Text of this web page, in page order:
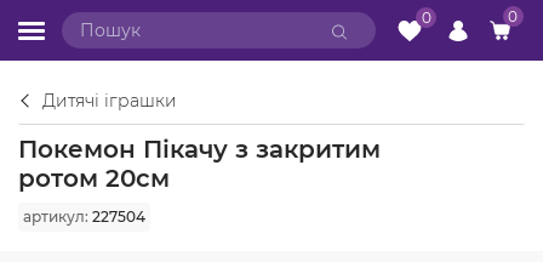
0 0
Дитячі іграшки
Покемон Пікачу з закритим
ротом 20см
артикул: 227504